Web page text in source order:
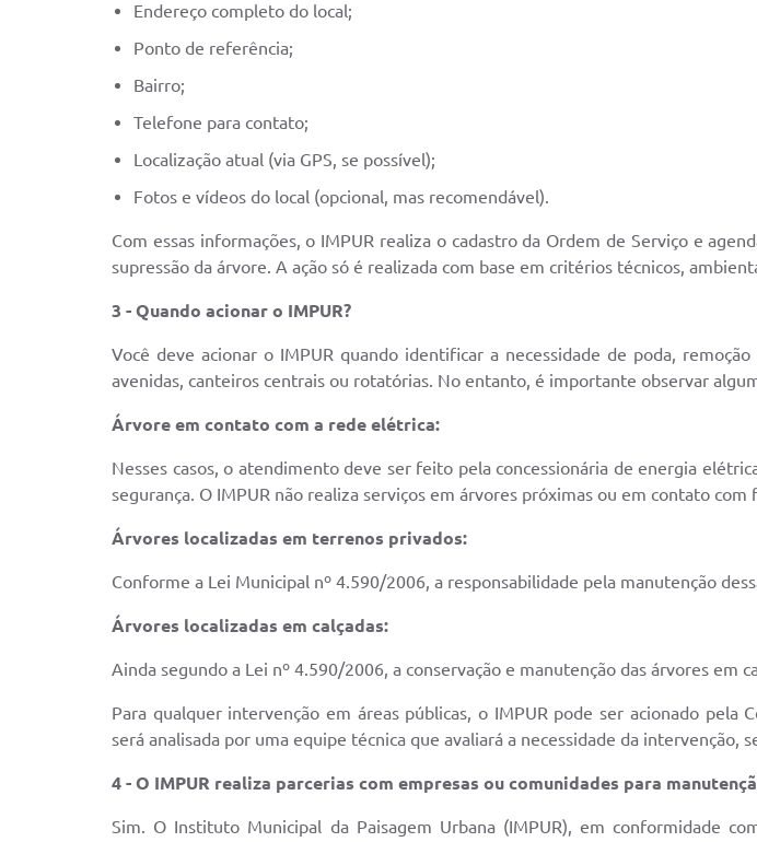
Endereço completo do local;
Ponto de referência;
Bairro;
Telefone para contato;
Localização atual (via GPS, se possível);
Fotos e vídeos do local (opcional, mas recomendável).
Com essas informações, o IMPUR realiza o cadastro da Ordem de Serviço e
supressão da árvore. A ação só é realizada com base em critérios técnicos,
3 - Quando acionar o IMPUR?
Você deve acionar o IMPUR quando identificar a necessidade de poda,
avenidas, canteiros centrais ou rotatórias. No entanto, é importante observar
Árvore em contato com a rede elétrica:
Nesses casos, o atendimento deve ser feito pela concessionária de energia
segurança. O IMPUR não realiza serviços em árvores próximas ou em contato com
Árvores localizadas em terrenos privados:
Conforme a Lei Municipal nº 4.590/2006, a responsabilidade pela manutenção
Árvores localizadas em calçadas:
Ainda segundo a Lei nº 4.590/2006, a conservação e manutenção das árvores
Para qualquer intervenção em áreas públicas, o IMPUR pode ser acionado
será analisada por uma equipe técnica que avaliará a necessidade da intervenção,
4 - O IMPUR realiza parcerias com empresas ou comunidades para
Sim. O Instituto Municipal da Paisagem Urbana (IMPUR), em conformidade